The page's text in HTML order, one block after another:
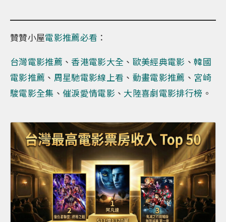
贊贊小屋電影推薦必看 ：
台灣電影推薦 、 香港電影大全 、 歐美經典電影 、韓國
電影推薦 、 周星馳電影線上看 、 動畫電影推薦 、 宮崎
駿電影全集 、 催淚愛情電影 、 大陸喜劇電影排行榜 。